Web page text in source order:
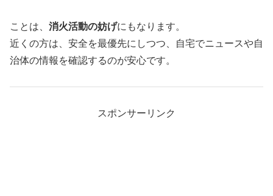
ことは、 消火活動の妨げにもなります。
近くの方は、安全を最優先にしつつ、自宅でニュースや自
治体の情報を確認するのが安心です。
スポンサーリンク